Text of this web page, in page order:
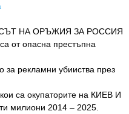
НА ОРЪЖИЯ ЗА РОССИЯ
от опасна престъпна
за рекламни убииства през
са окупаторите на КИЕВ И
милиони 2014 – 2025.